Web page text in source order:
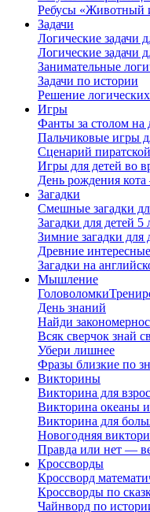
Ребусы «Животный
Задачи
Логические задачи
Логические задачи
Занимательные
Задачи по истории
Решение логических
Игры
Фанты за столом на
Пальчиковые игры
Сценарий
Игры для детей во
День рождения
Загадки
Смешные загадки
Загадки для детей
Зимние загадки для
Древние
Загадки на
Мышление
Головоломки
День знаний
Найди
Всяк сверчок знай
Убери лишнее
Фразы близкие по
Викторины
Викторина для
Викторина океаны
Викторина для
Новогодняя
Правда или нет —
Кроссворды
Кроссворд
Кроссворды по
Чайнворд по